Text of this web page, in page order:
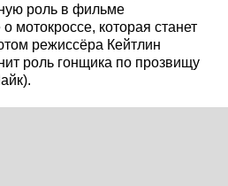
роль в фильме
мотокроссе, которая станет
режиссёра Кейтлин
роль гонщика по прозвищу